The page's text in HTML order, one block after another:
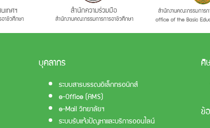
บุคลากร
ระบบสารบรรณอิเล็กทรอนิกส์
e-Office (AMS)
e-Mail วิทยาลัยฯ
ระบบรับแจ้งปัญหาและบริการออนไลน์
ศิ
ข้